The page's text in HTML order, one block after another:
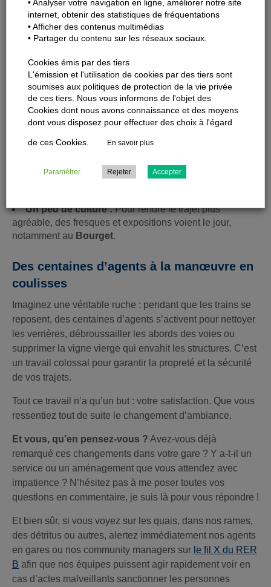
Saint-Michel pour vous aider à choisir la voiture la moins
pleine !
Cap sur 2026 :
À Massy-Palaiseau, on prépare déjà
signalétique toute neuve
Au Nord : Le Plan d’Embellissement
Côté SNCF Gares & Connexions et Transilien, le Plan
d’Embellissement des Gares concerne 14 gares, de La
Plaine – Stade de France à l’aéroport.
Des gares plus accueillantes :On rénove les
sanitaires et on améliore les abris vélos, comme à Mitry-
Un peu de culture :Pour rendre le trajet plus
agréable, des fresques et expositions voient le jour,
notamment au Bourget.
Des centaines d’agents à la manœuvre en
coulisses
Imaginez une véritable ruche : pendant que les trains se
reposent, des centaines d’agents s’activent pour nettoyer
les verrières, débroussailler les abords des voies ou
supprimer la vigne vierge qui envahit les structures. C’est
un travail colossal pour garantir la propreté et la sécurité
de vos trajets.
Tout ce travail n’a qu’un but : votre satisfaction. Que vous
ressentiez tout de suite le changement d’ambiance.
Et vous, qu’en pensez-vous ? Avez-vous déjà
remarqué ces changements dans votre gare ? Y a-t-il un
service ou un aménagement que vous attendez avec
impatience ? N’hésitez pas à me poser toutes vos
questions en commentaire, je suis là pour vous répondre !
Et bien sûr, si vous voyez sur les quais, dans nos rames,
des détritus ou autres, alertez immédiatement nos agents
en gares ou nos community managers sur le fil X du RER
B afin que nos équipes puissent agir rapidement voir en
cas d’actes malveillants sanctionner les personnes
• Analyser votre navigation en ligne, améliorer notre site
internet, obtenir des statistiques de fréquentations
• Afficher des contenus multimédias
• Partager du contenu sur les réseaux sociaux.
Cookies émis par des tiers
L'émission et l'utilisation de cookies par des tiers sont
soumises aux politiques de protection de la vie privée
de ces tiers. Nous vous informons de l'objet des
Cookies dont nous avons connaissance et des moyens
dont vous disposez pour effectuer des choix à l'égard
de ces Cookies. En savoir plus
Paramétrer Rejeter Accepter